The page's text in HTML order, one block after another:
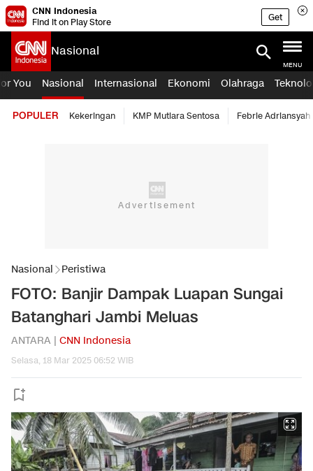
CNN Indonesia
Find it on Play Store
Get
Nasional
MENU
You Nasional Internasional Ekonomi Olahraga
POPULER Kekeringan KMP Mutiara Sentosa Febrie Adriansyah
Nasional Peristiwa
FOTO: Banjir Dampak Luapan Sungai
Batanghari Jambi Meluas
ANTARA | CNN Indonesia
Selasa, 18 Mar 2025 06:52 WIB